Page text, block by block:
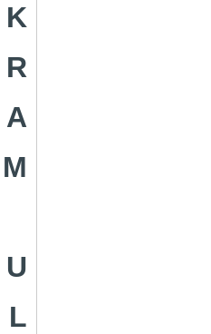
K
R
A
M
U
L